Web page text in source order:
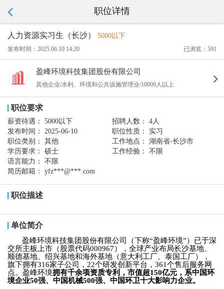
职位详情
人力资源实习生（长沙） 5000以下
发布时间：2025.06.10 14:20 已浏览：591
盈峰环境科技集团股份有限公司
其他企业/水利、环境和公共设施管理业/10000人以上
职位要求
薪资待遇： 5000以下 招聘人数：
4人
发布时间：
2025-06-10 职位性质：
实习
职位类别：
其他 工作地点：
湖南省-长沙市
学历要求：
硕士 工作经验：
不限
语言能力：
不限
简历邮箱：
yfz***@***.com
职位描述
单位简介
盈峰环境科技集团股份有限公司（下称“盈峰环境”）已于深
交所主板上市（股票代码000967），全球产业布局长沙基地、
顺德基地、绍兴基地和海外基地（意大利工厂、泰国工厂），
旗下拥有316家子公司， 22个研发创新平台， 361个售后服务网
点。盈峰环境拥有千余项资质专利，市值超150亿元，系中国环
境企业50强、中国机械500强、中国环卫十大影响力企业。